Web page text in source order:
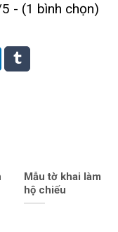
- (1 bình chọn)
Mẫu tờ khai làm
hộ chiếu